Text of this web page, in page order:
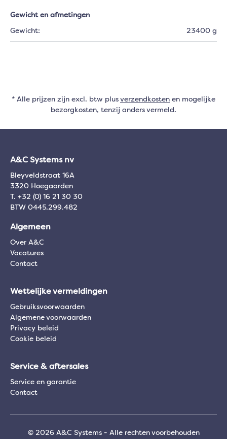
Gewicht en afmetingen
Gewicht: 23400 g
* Alle prijzen zijn excl. btw plus verzendkosten en mogelijke
bezorgkosten, tenzij anders vermeld.
A&C Systems nv
Bleyveldstraat 16A
3320 Hoegaarden
T. +32 (0) 16 21 30 30
BTW 0445.299.482
Algemeen
Over A&C
Vacatures
Contact
Wettelijke vermeldingen
Gebruiksvoorwaarden
Algemene voorwaarden
Privacy beleid
Cookie beleid
Service & aftersales
Service en garantie
Contact
© 2026 A&C Systems - Alle rechten voorbehouden